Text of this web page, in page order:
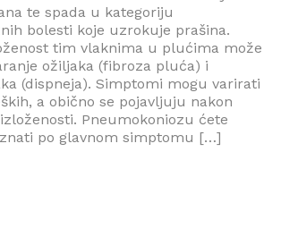
te spada u kategoriju
bolesti koje uzrokuje prašina.
tim vlaknima u plućima može
ožiljaka (fibroza pluća) i
(dispneja). Simptomi mogu varirati
a obično se pojavljuju nakon
Pneumokoniozu ćete
po glavnom simptomu […]